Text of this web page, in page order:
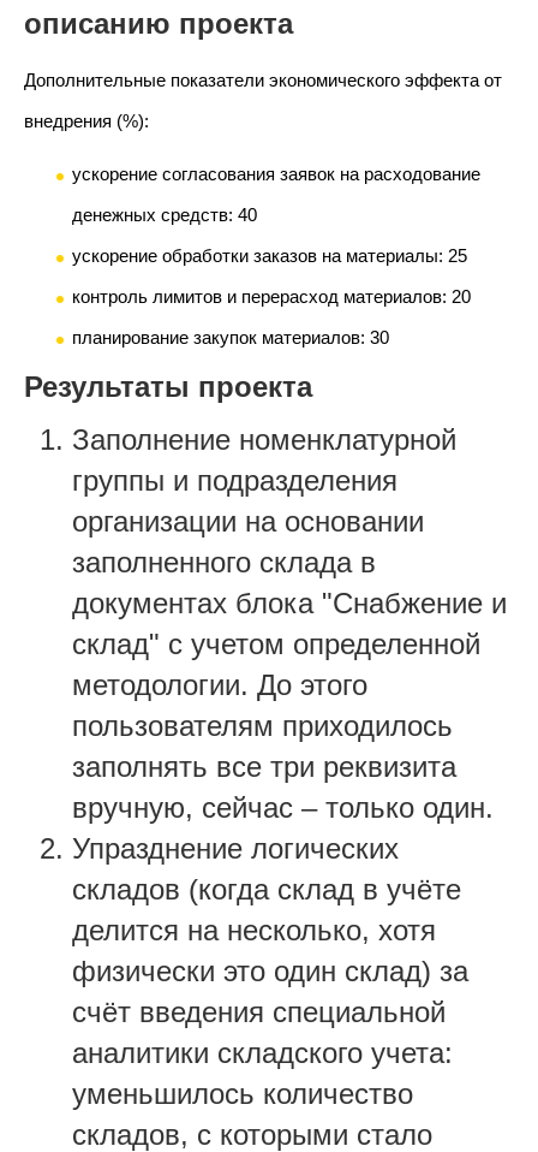
описанию проекта
Дополнительные показатели экономического эффекта от
внедрения (%):
ускорение согласования заявок на расходование
денежных средств: 40
ускорение обработки заказов на материалы: 25
контроль лимитов и перерасход материалов: 20
планирование закупок материалов: 30
Результаты проекта
Заполнение номенклатурной
группы и подразделения
организации на основании
заполненного склада в
документах блока "Снабжение и
склад" с учетом определенной
методологии. До этого
пользователям приходилось
заполнять все три реквизита
вручную, сейчас – только один.
Упразднение логических
складов (когда склад в учёте
делится на несколько, хотя
физически это один склад) за
счёт введения специальной
аналитики складского учета:
уменьшилось количество
складов, с которыми стало